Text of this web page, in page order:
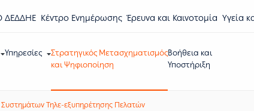
ΔΕΔΔΗΕ Κέντρο Eνημέρωσης Έρευνα και Καινοτομία Υγεία
Υπηρεσίες
Στρατηγικός Μετασχηματισμός
και Ψηφιοποίηση
Βοήθεια και
Υποστήριξη
Τηλε-εξυπηρέτησης Πελατών